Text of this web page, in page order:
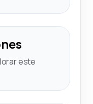
este